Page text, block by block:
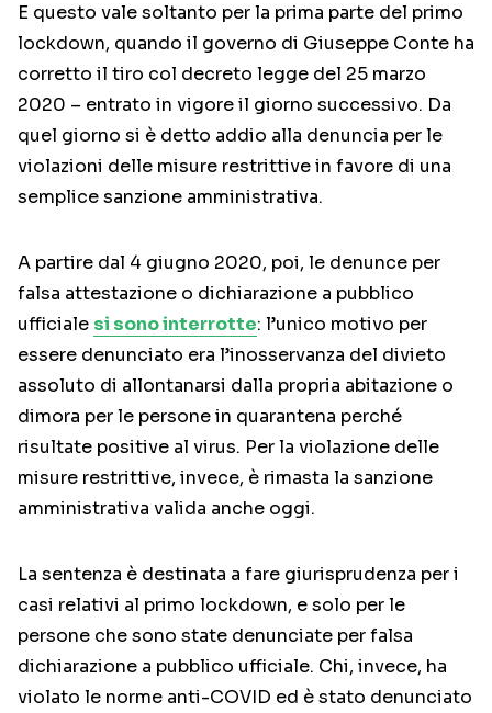
E questo vale soltanto per la prima parte del primo
lockdown, quando il governo di Giuseppe Conte ha
corretto il tiro col decreto legge del 25 marzo
2020 – entrato in vigore il giorno successivo. Da
quel giorno si è detto addio alla denuncia per le
violazioni delle misure restrittive in favore di una
semplice sanzione amministrativa.
A partire dal 4 giugno 2020, poi, le denunce per
falsa attestazione o dichiarazione a pubblico
ufficiale si sono interrotte: l’unico motivo per
essere denunciato era l’inosservanza del divieto
assoluto di allontanarsi dalla propria abitazione o
dimora per le persone in quarantena perché
risultate positive al virus. Per la violazione delle
misure restrittive, invece, è rimasta la sanzione
amministrativa valida anche oggi.
La sentenza è destinata a fare giurisprudenza per i
casi relativi al primo lockdown, e solo per le
persone che sono state denunciate per falsa
dichiarazione a pubblico ufficiale. Chi, invece, ha
violato le norme anti-COVID ed è stato denunciato